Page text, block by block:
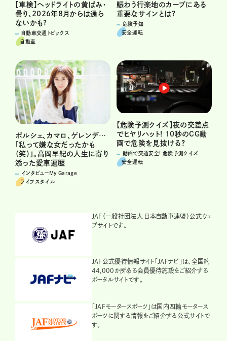
【車検】ヘッドライトの黄ばみ・
曇り、2026年8月からは通ら
ないかも?
自動車交通トピックス
自動車
賑わう行楽地のカーブにある
重要なサインとは?
危険予知
安全運転
ポルシェ、カマロ、ゲレンデ…
「私って嫌な女だったかも
（笑）」。高岡早紀の人生に寄り
添った愛車遍歴
インタビューMy Garage
ライフスタイル
【危険予測クイズ】夜の交差点
でヒヤリハット! 10秒のCG動
画で危険を見抜ける?
動画で交通安全! 危険予測クイズ
安全運転
JAF（一般社団法人 日本自動車連盟）公式ウェ
ブサイトです。
JAF公式優待情報サイト「JAFナビ」は、全国約
44,000か所ある会員優待施設をご紹介する
ポータルサイトです。
「JAFモータースポーツ」は国内四輪モータース
ポーツに関する情報をご紹介する公式サイトで
す。